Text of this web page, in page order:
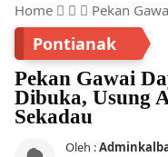
Home Pekan Gawai Dayak
Pontianak
Pekan Gawai
Dibuka, Usung
Sekadau
Oleh :